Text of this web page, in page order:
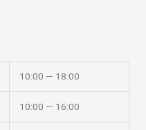
10:00 — 18:00
10:00 — 16:00